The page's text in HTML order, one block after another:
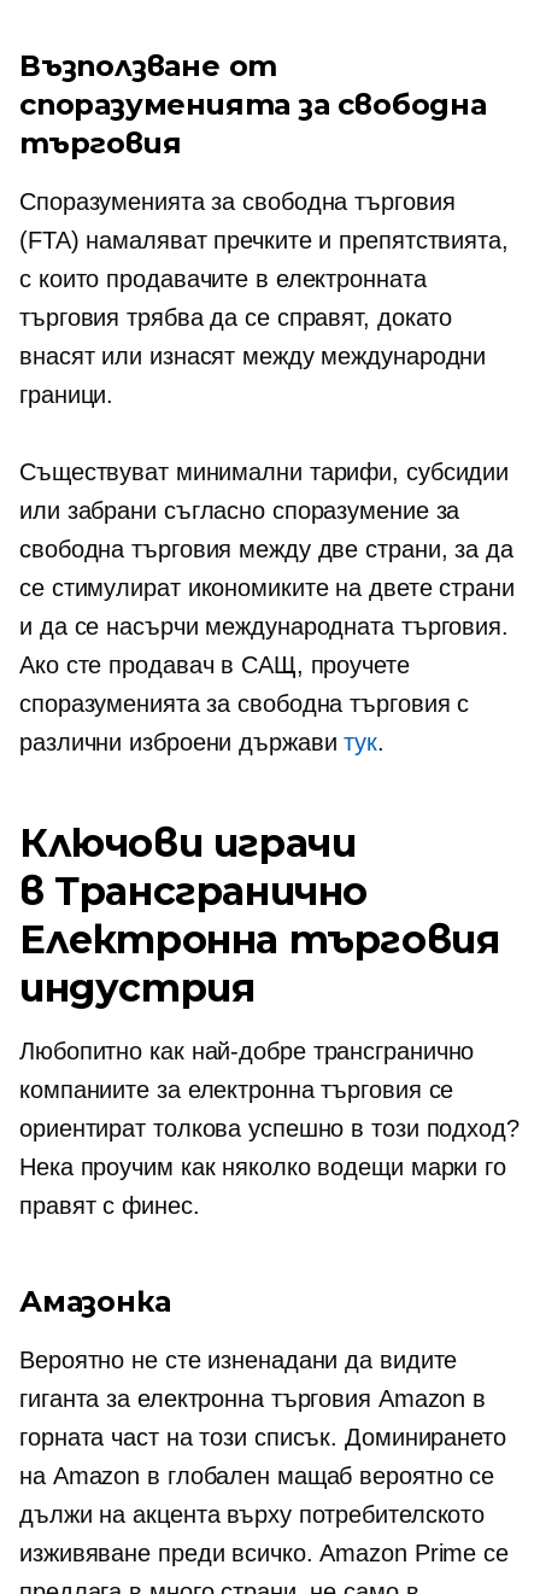
Възползване от
споразуменията за свободна
търговия
Споразуменията за свободна търговия
(FTA) намаляват пречките и препятствията,
с които продавачите в електронната
търговия трябва да се справят, докато
внасят или изнасят между международни
граници.
Съществуват минимални тарифи, субсидии
или забрани съгласно споразумение за
свободна търговия между две страни, за да
се стимулират икономиките на двете страни
и да се насърчи международната търговия.
Ако сте продавач в САЩ, проучете
споразуменията за свободна търговия с
различни изброени държавитук.
Ключови играчи
в Трансгранично
Електронна търговия
индустрия
Любопитно как най-добре трансгранично
компаниите за електронна търговия се
ориентират толкова успешно в този подход?
Нека проучим как няколко водещи марки го
правят с финес.
Амазонка
Вероятно не сте изненадани да видите
гиганта за електронна търговия Amazon в
горната част на този списък. Доминирането
на Amazon в глобален мащаб вероятно се
дължи на акцента върху потребителското
изживяване преди всичко. Amazon Prime се